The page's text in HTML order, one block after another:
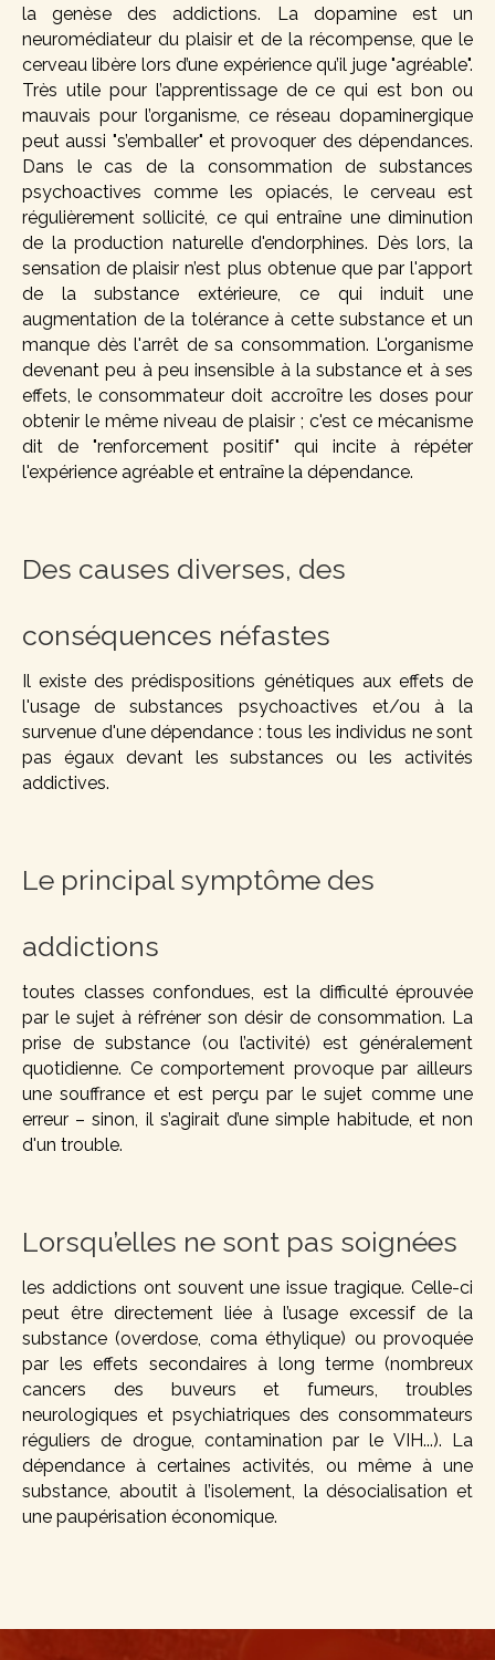
la genèse des addictions. La dopamine est un
neuromédiateur du plaisir et de la récompense, que le
cerveau libère lors d’une expérience qu’il juge "agréable".
Très utile pour l’apprentissage de ce qui est bon ou
mauvais pour l’organisme, ce réseau dopaminergique
peut aussi "s’emballer" et provoquer des dépendances.
Dans le cas de la consommation de substances
psychoactives comme les opiacés, le cerveau est
régulièrement sollicité, ce qui entraîne une diminution
de la production naturelle d'endorphines. Dès lors, la
sensation de plaisir n’est plus obtenue que par l'apport
de la substance extérieure, ce qui induit une
augmentation de la tolérance à cette substance et un
manque dès l'arrêt de sa consommation. L'organisme
devenant peu à peu insensible à la substance et à ses
effets, le consommateur doit accroître les doses pour
obtenir le même niveau de plaisir ; c'est ce mécanisme
dit de "renforcement positif" qui incite à répéter
l'expérience agréable et entraîne la dépendance.
Des causes diverses, des
conséquences néfastes
Il existe des prédispositions génétiques aux effets de
l'usage de substances psychoactives et/ou à la
survenue d'une dépendance : tous les individus ne sont
pas égaux devant les substances ou les activités
addictives.
Le principal symptôme des
addictions
toutes classes confondues, est la difficulté éprouvée
par le sujet à réfréner son désir de consommation. La
prise de substance (ou l’activité) est généralement
quotidienne. Ce comportement provoque par ailleurs
une souffrance et est perçu par le sujet comme une
erreur – sinon, il s’agirait d’une simple habitude, et non
d'un trouble.
Lorsqu’elles ne sont pas soignées
les addictions ont souvent une issue tragique. Celle-ci
peut être directement liée à l’usage excessif de la
substance (overdose, coma éthylique) ou provoquée
par les effets secondaires à long terme (nombreux
cancers des buveurs et fumeurs, troubles
neurologiques et psychiatriques des consommateurs
réguliers de drogue, contamination par le VIH...). La
dépendance à certaines activités, ou même à une
substance, aboutit à l’isolement, la désocialisation et
une paupérisation économique.